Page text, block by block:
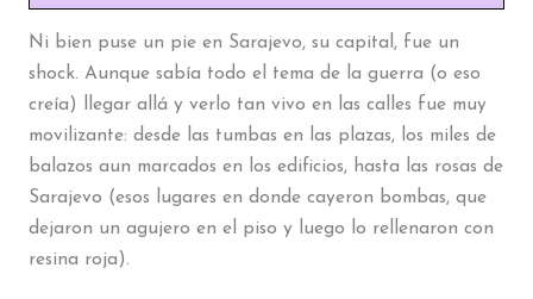
Ni bien puse un pie en Sarajevo, su capital, fue un
shock. Aunque sabía todo el tema de la guerra (o eso
creía) llegar allá y verlo tan vivo en las calles fue muy
movilizante: desde las tumbas en las plazas, los miles de
balazos aun marcados en los edificios, hasta las rosas de
Sarajevo (esos lugares en donde cayeron bombas, que
dejaron un agujero en el piso y luego lo rellenaron con
resina roja).